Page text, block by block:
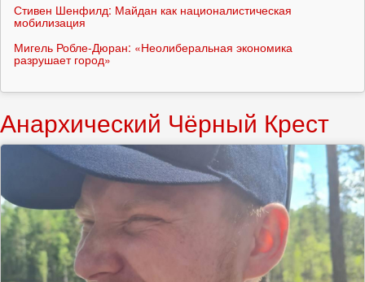
Стивен Шенфилд: Майдан как националистическая
мобилизация
Мигель Робле-Дюран: «Неолиберальная экономика
разрушает город»
Анархический Чёрный Крест